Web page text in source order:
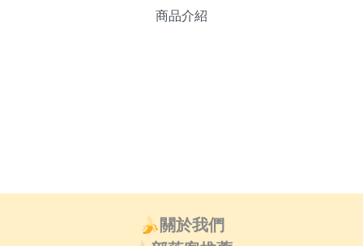
商品介紹
🍌關於我們